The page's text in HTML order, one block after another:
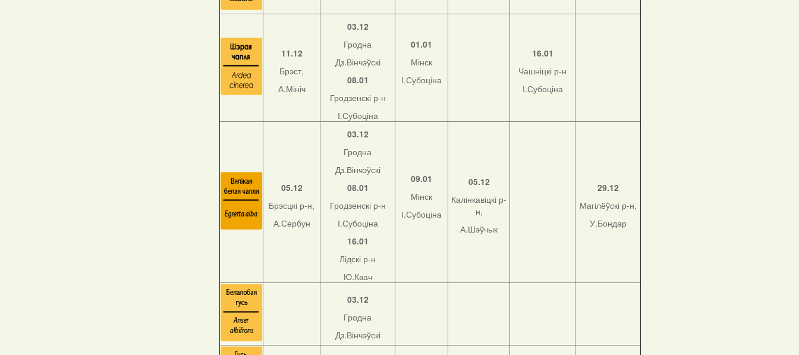
11.12
Брэст,
А.Мініч
03.12
Гродна
Дз.Вінчэўскі
08.01
Гродзенскі р-н
І.Субоціна
01.01
Мінск
І.Субоціна
16.01
Чашніцкі р-н
І.Субоціна
05.12
Брэсцкі р-н,
А.Сербун
03.12
Гродна
Дз.Вінчэўскі
08.01
Гродзенскі р-н
І.Субоціна
16.01
Лідскі р-н
Ю.Квач
09.01
Мінск
І.Субоціна
05.12
Калінкавіцкі р-
н,
А.Шэўчык
29.12
Магілёўскі р-н,
У.Бондар
03.12
Гродна
Дз.Вінчэўскі